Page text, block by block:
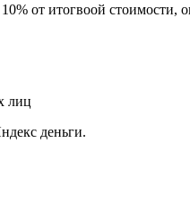
от итогвоой стоимости,
лиц
деньги.